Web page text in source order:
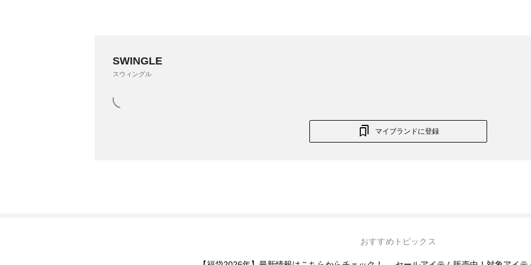
SWINGLE
スウィングル
マイブランドに登録
おすすめトピックス